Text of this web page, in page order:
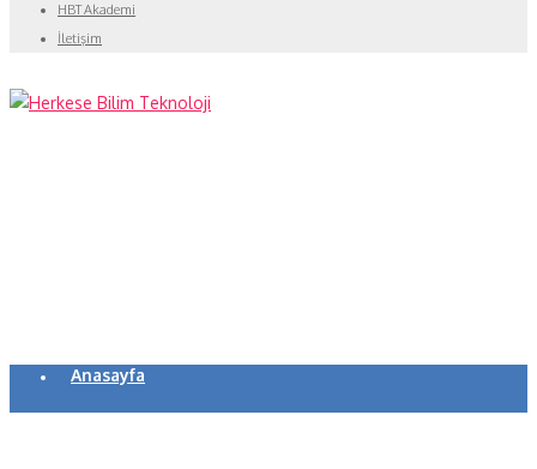
HBT Akademi
İletişim
Anasayfa